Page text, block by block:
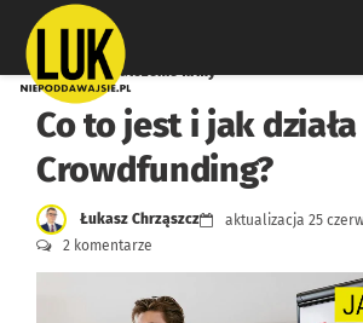
contentDotacje na założenie firmy
Co to jest i jak działa
Crowdfunding?
aktualizacja 25
Łukasz Chrząszcz
2 komentarze